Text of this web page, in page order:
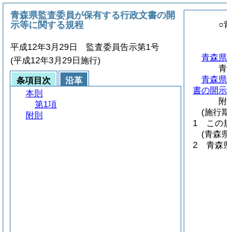
○
青森
青森
書の開
(施行
1
この
(青森
2
青森
青森県監査委員が保有する行政文書の開
示等に関する規程
平成12年3月29日 監査委員告示第1号
(平成12年3月29日施行)
条項目次
沿革
本則
第1項
附則